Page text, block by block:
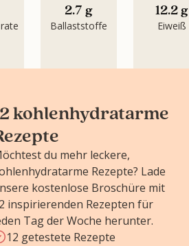
2.7 g
Ballaststoffe
12.2 g
Eiweiß
kohlenhydratarme
du mehr leckere,
Rezepte? Lade
kostenlose Broschüre mit
inspirierenden Rezepten für
Tag der Woche herunter.
12 getestete Rezepte